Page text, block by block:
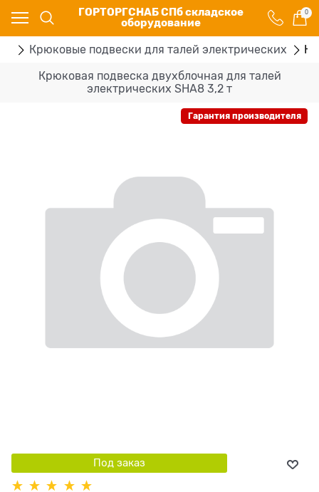
ГОРТОРГСНАБ СПб складское
оборудование
0
Крюковые подвески для талей электрических
Крюковая подвеска двухблочная для талей
электрических SHA8 3,2 т
Гарантия производителя
Под заказ